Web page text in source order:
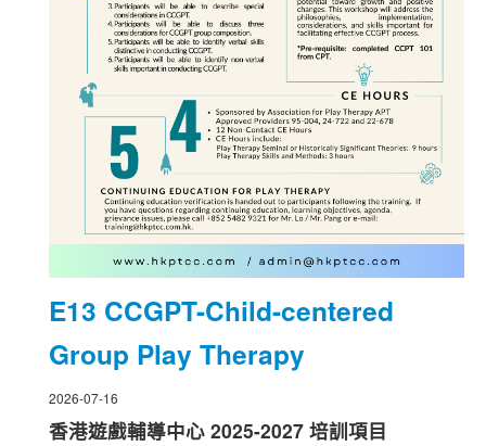
E13 CCGPT-Child-centered
Group Play Therapy
2026-07-16
香港遊戲輔導中心 2025-2027 培訓項目